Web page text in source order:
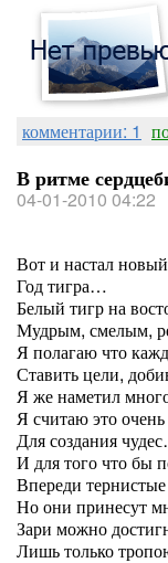
комментарии: 1
В ритме
04-01-2010 04:22
Вот и настал
Год тигра…
Белый тигр на
Мудрым, смелым,
Я полагаю что
Ставить цели,
Я же наметил
Я считаю это
Для создания
И для того что бы
Впереди
Но они принесут
Зари можно
Лишь только